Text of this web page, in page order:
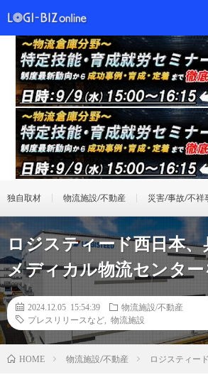
独自取材 物流施設/不動産 災害/事故/不祥
ロジスティード西日本、
メディカル物流センタ
2024.12.05 15:54:39
物流施設/不動産
プレスリリースなど
物流施設
HOME 物流施設/不動産 ロジスティー